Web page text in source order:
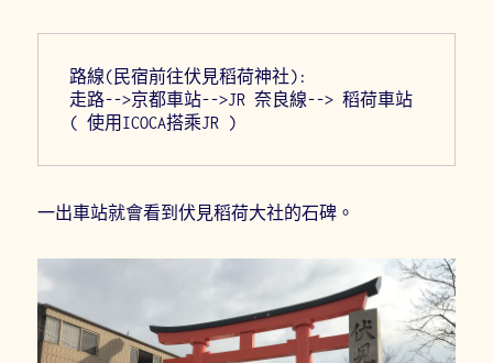
路線(民宿前往伏見稻荷神社):
走路-->京都車站-->JR 奈良線--> 稻荷車站
( 使用ICOCA搭乘JR )
一出車站就會看到伏見稻荷大社的石碑。